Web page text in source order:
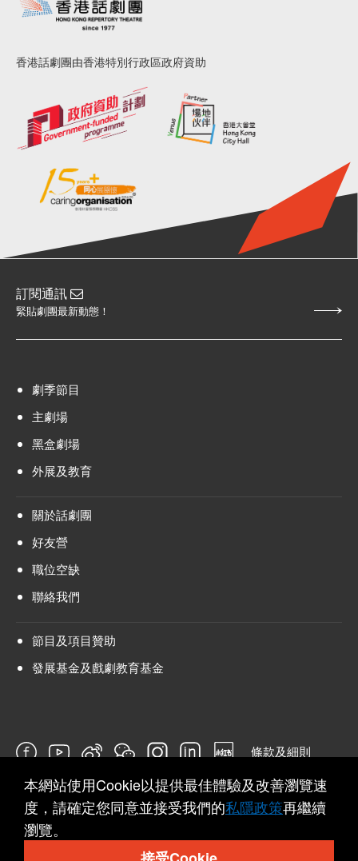
香港話劇團由香港特別行政區政府資助
訂閱通訊
緊貼劇團最新動態！
劇季節目
主劇場
黑盒劇場
外展及教育
關於話劇團
好友營
職位空缺
聯絡我們
節目及項目贊助
發展基金及戲劇教育基金
條款及細則
問卷
本網站使用Cookie以提供最佳體驗及改善瀏覽速
度，請確定您同意並接受我們的私隱政策再繼續
瀏覽。